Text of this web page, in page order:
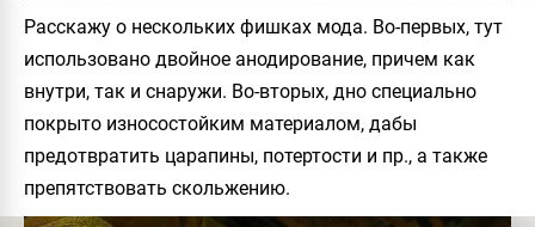
Расскажу о нескольких фишках мода. Во-первых, тут
использовано двойное анодирование, причем как
внутри, так и снаружи. Во-вторых, дно специально
покрыто износостойким материалом, дабы
предотвратить царапины, потертости и пр., а также
препятствовать скольжению.